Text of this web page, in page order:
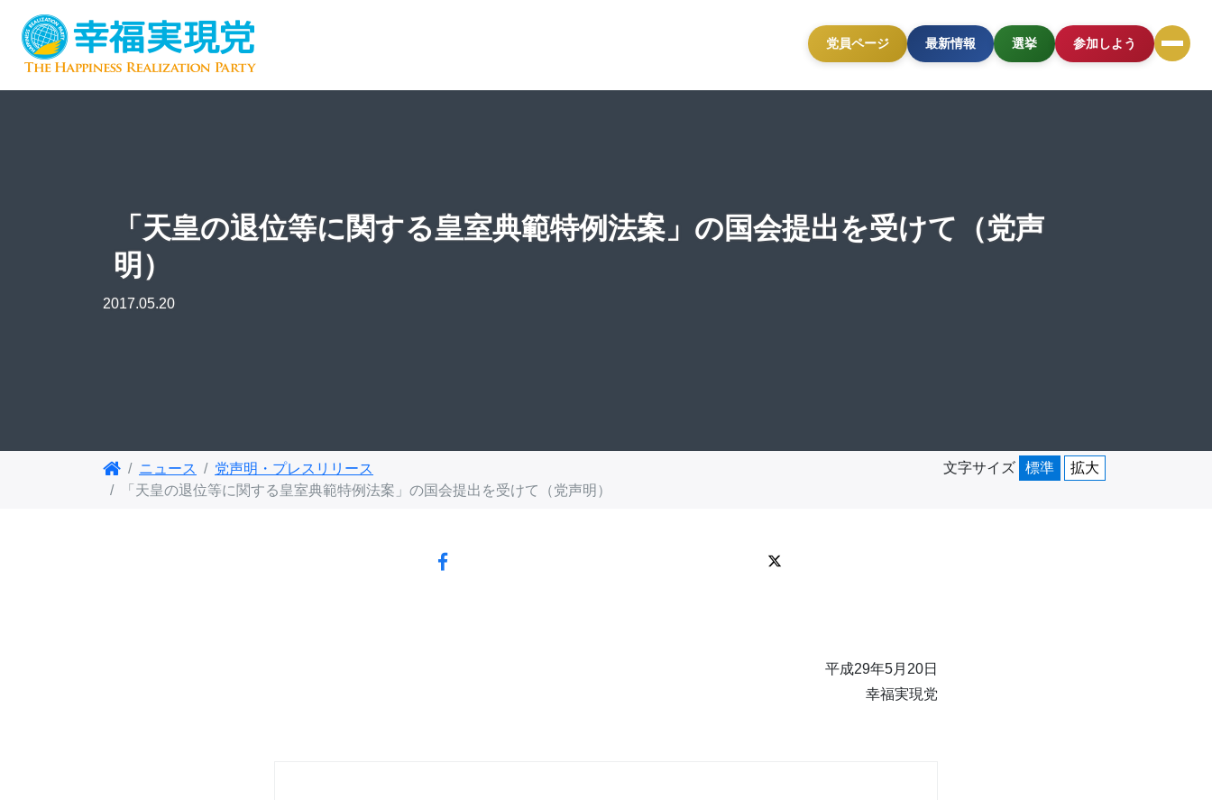
党員ページ 最新情報 選挙 参加しよう
「天皇の退位等に関する皇室典範特例法案」の国会提出を受けて（党声
明）
2017.05.20
ニュース
党声明・プレスリリース
「天皇の退位等に関する皇室典範特例法案」の国会提出を受けて（党声明）
文字サイズ 標準 拡大
平成29年5月20日
幸福実現党